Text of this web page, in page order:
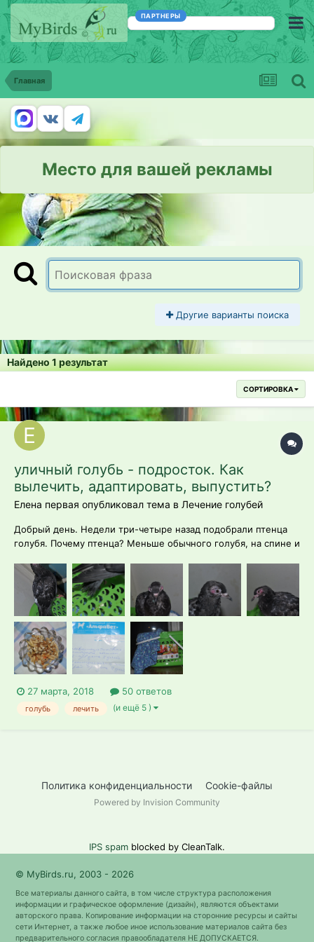
ПАРТНЕРЫ
Главная
Место для вашей рекламы
Другие варианты поиска
Найдено 1 результат
СОРТИРОВКА
уличный голубь - подросток. Как
вылечить, адаптировать, выпустить?
Елена первая опубликовал тема в Лечение голубей
Добрый день. Недели три-четыре назад подобрали птенца
голубя. Почему птенца? Меньше обычного голубя, на спине и
кушал, тыкался в руки. Глаза у птицы были закрыты желтыми
кружками, я подумала что это либо гной, либо что-то после
прорезывания глаз. П...
27 марта, 2018 50 ответов
голубь лечить (и ещё 5 )
Политика конфиденциальности Cookie-файлы
Powered by Invision Community
IPS spam blocked by CleanTalk.
© MyBirds.ru, 2003 - 2026
Все материалы данного сайта, в том числе структура расположения
информации и графическое оформление (дизайн), являются объектами
авторского права. Копирование информации на сторонние ресурсы и сайты
сети Интернет, а также любое иное использование материалов сайта без
предварительного согласия правообладателя НЕ ДОПУСКАЕТСЯ.